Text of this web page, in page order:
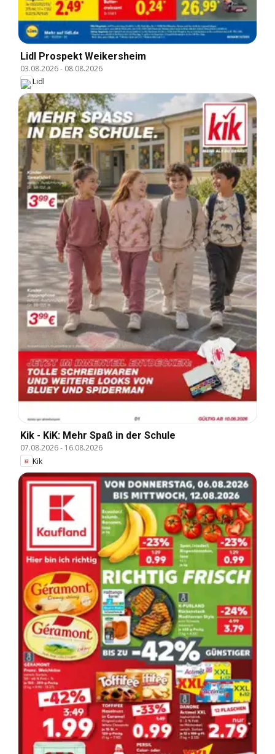
Lidl Prospekt Weikersheim
03.08.2026- 08.08.2026
Lidl
Kik - KiK: Mehr Spaß in der Schule
07.08.2026- 16.08.2026
Kik